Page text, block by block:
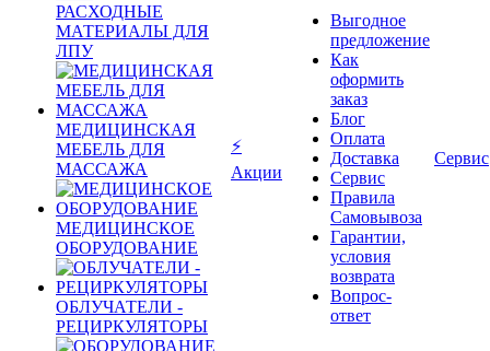
РАСХОДНЫЕ
МАТЕРИАЛЫ ДЛЯ
ЛПУ
МЕДИЦИНСКАЯ
МЕБЕЛЬ ДЛЯ
МАССАЖА
МЕДИЦИНСКОЕ
ОБОРУДОВАНИЕ
ОБЛУЧАТЕЛИ -
РЕЦИРКУЛЯТОРЫ
⚡
Акции
Выгодное
предложение
Как
оформить
заказ
Блог
Оплата
Доставка
Сервис
Правила
Самовывоза
Гарантии,
условия
возврата
Вопрос-
ответ
Сервис